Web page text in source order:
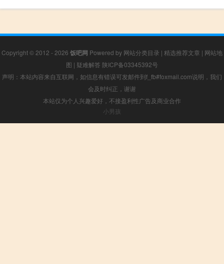
Copyright © 2012 - 2026 饭吧网 Powered by 网站分类目录 | 精选推荐文章 | 网站地
图 | 疑难解答 陕ICP备03345392号
声明：本站内容来自互联网，如信息有错误可发邮件到f_fb#foxmail.com说明，我们
会及时纠正，谢谢
本站仅为个人兴趣爱好，不接盈利性广告及商业合作
小男孩